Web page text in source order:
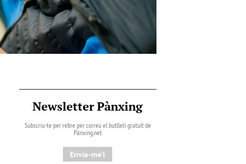
Newsletter Pànxing
Subscriu-te per rebre per correu el butlletí gratuït de
Pànxing.net​
Envia-me'l